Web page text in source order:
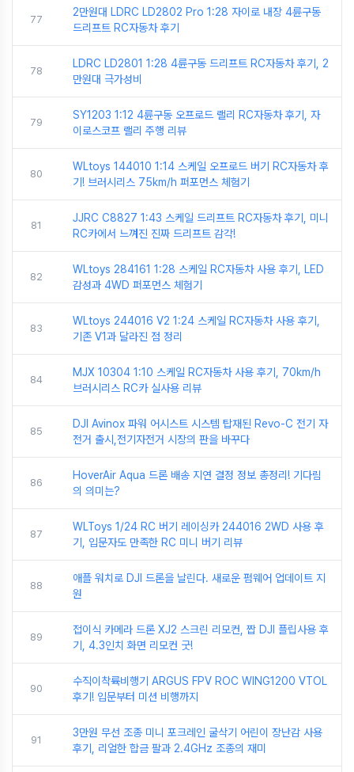
77
2만원대 LDRC LD2802 Pro 1:28 자이로 내장 4륜구동
드리프트 RC자동차 후기
78
LDRC LD2801 1:28 4륜구동 드리프트 RC자동차 후기, 2
만원대 극가성비
79
SY1203 1:12 4륜구동 오프로드 랠리 RC자동차 후기, 자
이로스코프 랠리 주행 리뷰
80
WLtoys 144010 1:14 스케일 오프로드 버기 RC자동차 후
기! 브러시리스 75km/h 퍼포먼스 체험기
81
JJRC C8827 1:43 스케일 드리프트 RC자동차 후기, 미니
RC카에서 느껴진 진짜 드리프트 감각!
82
WLtoys 284161 1:28 스케일 RC자동차 사용 후기, LED
감성과 4WD 퍼포먼스 체험기
83
WLtoys 244016 V2 1:24 스케일 RC자동차 사용 후기,
기존 V1과 달라진 점 정리
84
MJX 10304 1:10 스케일 RC자동차 사용 후기, 70km/h
브러시리스 RC카 실사용 리뷰
85
DJI Avinox 파워 어시스트 시스템 탑재된 Revo-C 전기 자
전거 출시,전기자전거 시장의 판을 바꾸다
86
HoverAir Aqua 드론 배송 지연 결정 정보 총정리! 기다림
의 의미는?
87
WLToys 1/24 RC 버기 레이싱카 244016 2WD 사용 후
기, 입문자도 만족한 RC 미니 버기 리뷰
88
애플 워치로 DJI 드론을 날린다. 새로운 펌웨어 업데이트 지
원
89
접이식 카메라 드론 XJ2 스크린 리모컨, 짭 DJI 플립사용 후
기, 4.3인치 화면 리모컨 굿!
90
수직이착륙비행기 ARGUS FPV ROC WING1200 VTOL
후기! 입문부터 미션 비행까지
91
3만원 무선 조종 미니 포크레인 굴삭기 어린이 장난감 사용
후기, 리얼한 합금 팔과 2.4GHz 조종의 재미